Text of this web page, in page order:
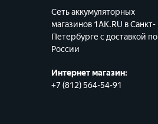
Сеть аккумуляторных
магазинов 1AK.RU в Санкт-
Петербурге с доставкой по
России
Интернет магазин:
+7 (812) 564-54-91